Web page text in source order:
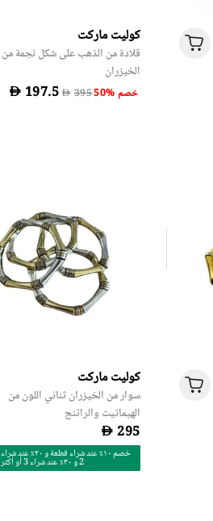
كوليت ماركت
قلادة من الذهب على شكل نجمة من
الخيزران
D D 50% خصم
كوليت ماركت
سوار من الخيزران ثنائي اللون من
الهيماتيت والراتنج
D
خصم ١٠٪ عند شراء قطعة و ٢٠٪ عند شراء
2 و ٣٠٪ عند شراء 3 أو أكثر